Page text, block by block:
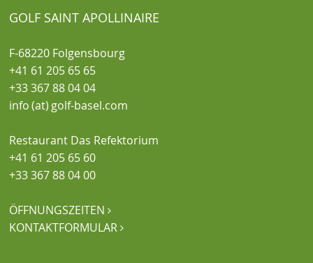
GOLF SAINT APOLLINAIRE
F-68220 Folgensbourg
+41 61 205 65 65
+33 367 88 04 04
info (at) golf-basel.com
Restaurant Das Refektorium
+41 61 205 65 60
+33 367 88 04 00
ÖFFNUNGSZEITEN
KONTAKTFORMULAR